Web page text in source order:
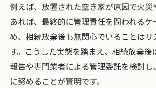
空き家相続放棄の流れをステ
介
空き家放棄手続きで気をつけ
空き家相続放棄に役立つ専門
法
例えば、放置された空き家が原因で火災
あれば、最終的に管理責任を問われるケ
め、相続放棄後も無関心でいることはリ
す。こうした実態を踏まえ、相続放棄後
報告や専門業者による管理委託を検討
に努めることが賢明です。